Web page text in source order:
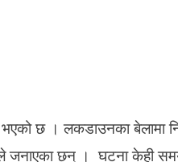
भएको छ । लकडाउनका
जनाएका छन् । घटना केही